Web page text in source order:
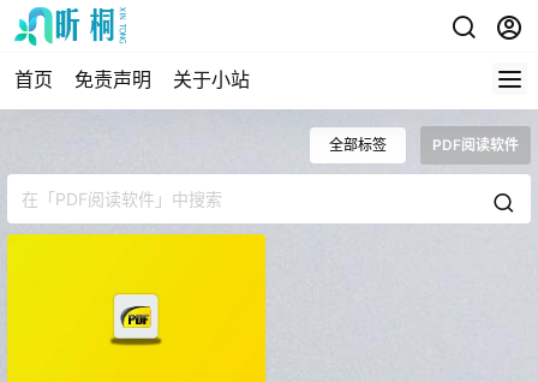
首页 免责声明 关于小站
全部标签 PDF阅读软件